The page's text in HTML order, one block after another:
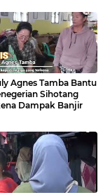
Agnes Tamba Bantu
Sihotang
Dampak Banjir